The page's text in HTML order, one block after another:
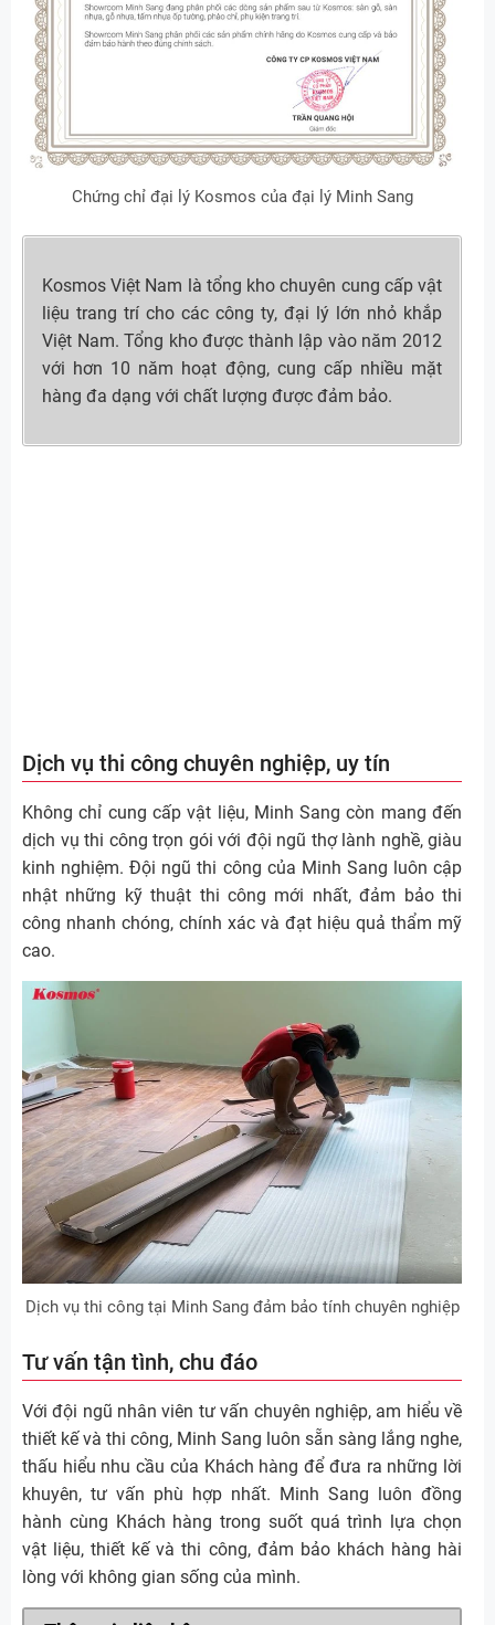
Chứng chỉ đại lý Kosmos của đại lý Minh Sang
Kosmos Việt Nam là tổng kho chuyên cung cấp vật
liệu trang trí cho các công ty, đại lý lớn nhỏ khắp
Việt Nam. Tổng kho được thành lập vào năm 2012
với hơn 10 năm hoạt động, cung cấp nhiều mặt
hàng đa dạng với chất lượng được đảm bảo.
Dịch vụ thi công chuyên nghiệp, uy tín
Không chỉ cung cấp vật liệu, Minh Sang còn mang đến
dịch vụ thi công trọn gói với đội ngũ thợ lành nghề, giàu
kinh nghiệm. Đội ngũ thi công của Minh Sang luôn cập
nhật những kỹ thuật thi công mới nhất, đảm bảo thi
công nhanh chóng, chính xác và đạt hiệu quả thẩm mỹ
cao.
Dịch vụ thi công tại Minh Sang đảm bảo tính chuyên nghiệp
Tư vấn tận tình, chu đáo
Với đội ngũ nhân viên tư vấn chuyên nghiệp, am hiểu về
thiết kế và thi công, Minh Sang luôn sẵn sàng lắng nghe,
thấu hiểu nhu cầu của Khách hàng để đưa ra những lời
khuyên, tư vấn phù hợp nhất. Minh Sang luôn đồng
hành cùng Khách hàng trong suốt quá trình lựa chọn
vật liệu, thiết kế và thi công, đảm bảo khách hàng hài
lòng với không gian sống của mình.